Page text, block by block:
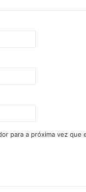
para a próxima vez que